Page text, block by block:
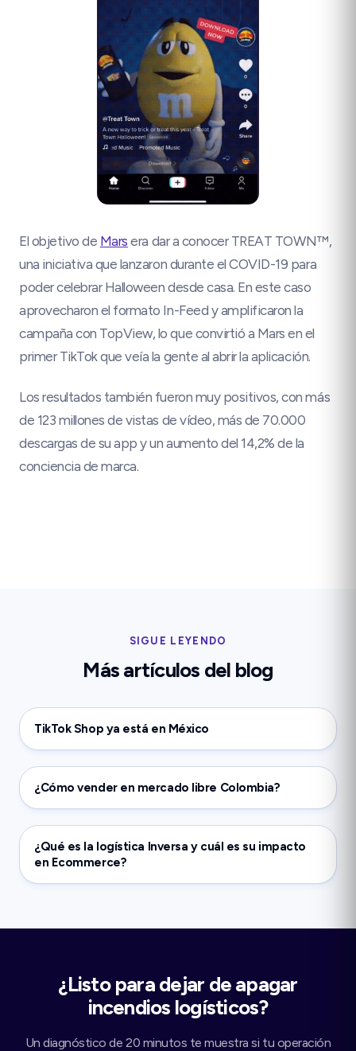
El objetivo de Mars era dar a conocer TREAT TOWN™,
una iniciativa que lanzaron durante el COVID-19 para
poder celebrar Halloween desde casa. En este caso
aprovecharon el formato In-Feed y amplificaron la
campaña con TopView, lo que convirtió a Mars en el
primer TikTok que veía la gente al abrir la aplicación.
Los resultados también fueron muy positivos, con más
de 123 millones de vistas de vídeo, más de 70.000
descargas de su app y un aumento del 14,2% de la
conciencia de marca.
SIGUE LEYENDO
Más artículos del blog
TikTok Shop ya está en México
¿Cómo vender en mercado libre Colombia?
¿Qué es la logística Inversa y cuál es su impacto
en Ecommerce?
¿Listo para dejar de apagar
incendios logísticos?
Un diagnóstico de 20 minutos te muestra si tu operación